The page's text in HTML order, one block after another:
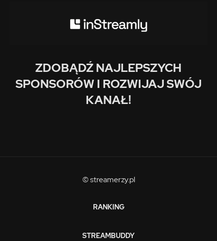
ZDOBĄDŹ NAJLEPSZYCH
SPONSORÓW I ROZWIJAJ SWÓJ
KANAŁ!
© streamerzy.pl
RANKING
STREAMBUDDY